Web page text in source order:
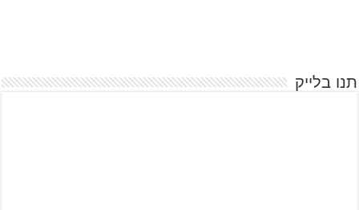
תנו בלייק